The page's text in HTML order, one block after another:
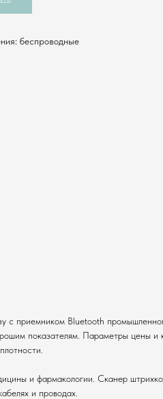
беспроводные
с приемником Bluetooth
показателям. Параметры цены и
и фармакологии. Сканер
и проводах.